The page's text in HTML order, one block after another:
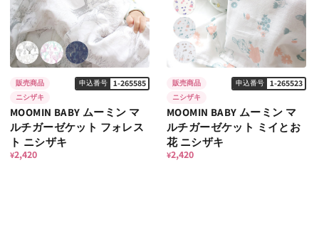
販売商品 申込番号 1-265585
ニシザキ
MOOMIN BABY ムーミン マ
ルチガーゼケット フォレス
ト ニシザキ
¥2,420
販売商品 申込番号 1-265523
ニシザキ
MOOMIN BABY ムーミン マ
ルチガーゼケット ミイとお
花 ニシザキ
¥2,420